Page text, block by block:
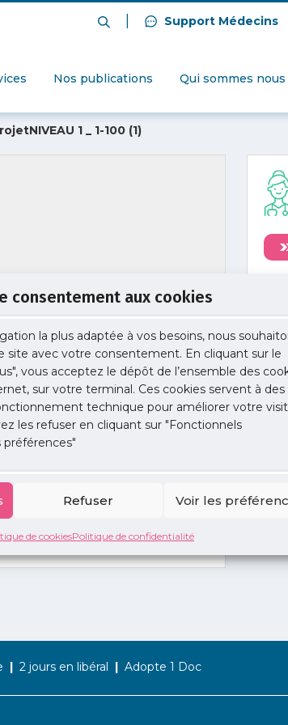
consentement aux cookies
la plus adaptée à vos besoins, nous
site avec votre consentement. En cliquant sur le
vous acceptez le dépôt de l’ensemble des
sur votre terminal. Ces cookies servent à des
technique pour améliorer votre
les refuser en cliquant sur "Fonctionnels
préférences"
Refuser Voir les
de cookiesPolitique de confidentialité
Support Médecins
Nos publications Qui sommes nous
1 _ 1-100 (1)
2 jours en libéral Adopte 1 Doc